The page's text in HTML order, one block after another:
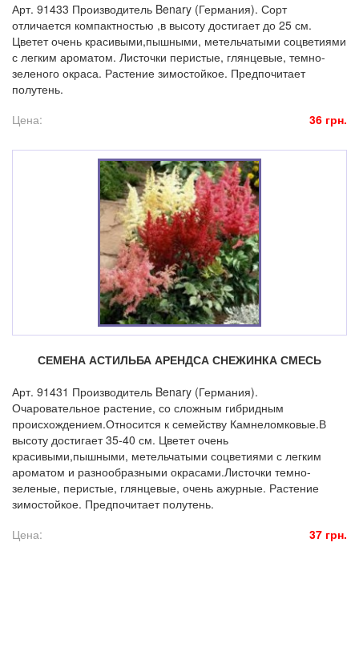
Арт. 91433 Производитель Benary (Германия). Сорт
отличается компактностью ,в высоту достигает до 25 см.
Цветет очень красивыми,пышными, метельчатыми соцветиями
с легким ароматом. Листочки перистые, глянцевые, темно-
зеленого окраса. Растение зимостойкое. Предпочитает
полутень.
Цена:
36 грн.
СЕМЕНА АСТИЛЬБА АРЕНДСА СНЕЖИНКА СМЕСЬ
Арт. 91431 Производитель Benary (Германия).
Очаровательное растение, со сложным гибридным
происхождением.Относится к семейству Камнеломковые.В
высоту достигает 35-40 см. Цветет очень
красивыми,пышными, метельчатыми соцветиями с легким
ароматом и разнообразными окрасами.Листочки темно-
зеленые, перистые, глянцевые, очень ажурные. Растение
зимостойкое. Предпочитает полутень.
Цена:
37 грн.